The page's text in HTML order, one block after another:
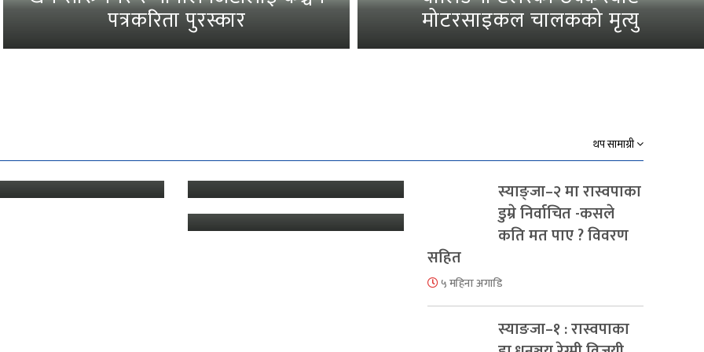
मोटरसाइकल चालकको मृत्यु भित्राउनै पाउँदैनन् किसान’
थप सामाग्री
सुत्र प्रणालिको प्रभावकारीता : स्थानीय
२०८२ राजनीतिक ‘सुनामी’को वर्ष
स्याङ्जा–२ मा रास्वपाका
डुम्रे निर्वाचित -कसले
कति मत पाए ? विवरण
सहित
५ महिना अगाडि
स्याङजा–१ : रास्वपाका